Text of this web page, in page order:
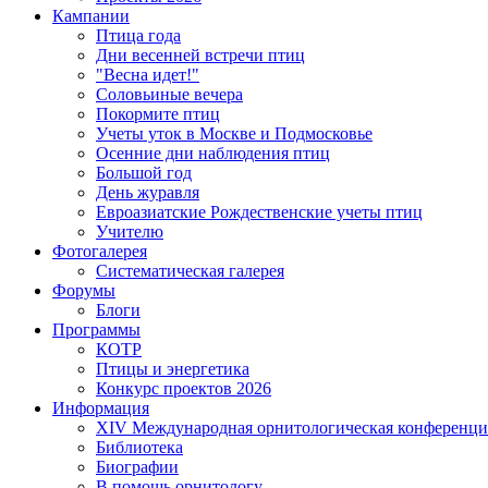
Кампании
Птица года
Дни весенней встречи птиц
"Весна идет!"
Соловьиные вечера
Покормите птиц
Учеты уток в Москве и Подмосковье
Осенние дни наблюдения птиц
Большой год
День журавля
Евроазиатские Рождественские учеты птиц
Учителю
Фотогалерея
Систематическая галерея
Форумы
Блоги
Программы
КОТР
Птицы и энергетика
Конкурс проектов 2026
Информация
XIV Международная орнитологическая
Библиотека
Биографии